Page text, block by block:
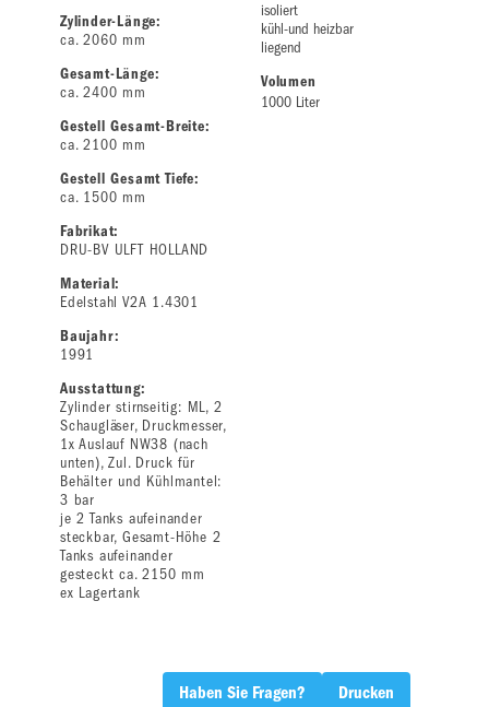
Zylinder-Länge:
ca. 2060 mm
Gesamt-Länge:
ca. 2400 mm
Gestell Gesamt-Breite:
ca. 2100 mm
Gestell Gesamt Tiefe:
ca. 1500 mm
Fabrikat:
DRU-BV ULFT HOLLAND
Material:
Edelstahl V2A 1.4301
Baujahr:
1991
Ausstattung:
Zylinder stirnseitig: ML, 2
Schaugläser, Druckmesser,
1x Auslauf NW38 (nach
unten), Zul. Druck für
Behälter und Kühlmantel:
3 bar
je 2 Tanks aufeinander
steckbar, Gesamt-Höhe 2
Tanks aufeinander
gesteckt ca. 2150 mm
ex Lagertank
isoliert
kühl-und heizbar
liegend
Volumen
1000 Liter
Haben Sie Fragen? Drucken